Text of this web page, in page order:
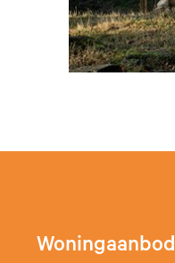
Woningaanbod